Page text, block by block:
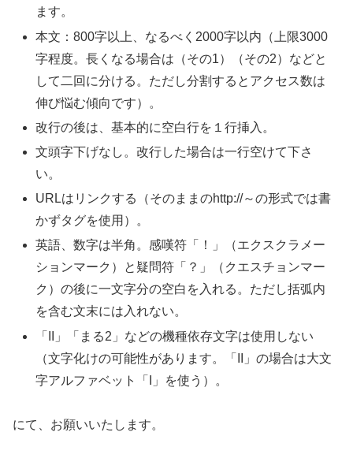
ます。
本文：800字以上、なるべく2000字以内（上限3000
字程度。長くなる場合は（その1）（その2）などと
して二回に分ける。ただし分割するとアクセス数は
伸び悩む傾向です）。
改行の後は、基本的に空白行を１行挿入。
文頭字下げなし。改行した場合は一行空けて下さ
い。
URLはリンクする（そのままのhttp://～の形式では書
かずタグを使用）。
英語、数字は半角。感嘆符「！」（エクスクラメー
ションマーク）と疑問符「？」（クエスチョンマー
ク）の後に一文字分の空白を入れる。ただし括弧内
を含む文末には入れない。
「II」「まる2」などの機種依存文字は使用しない
（文字化けの可能性があります。「II」の場合は大文
字アルファベット「I」を使う）。
にて、お願いいたします。